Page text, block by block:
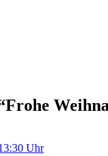
Uhr